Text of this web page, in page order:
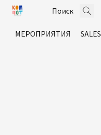
МЕРОПРИЯТИЯ SALES